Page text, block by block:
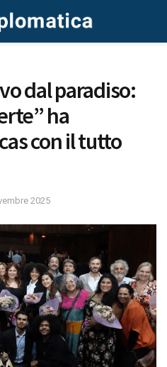
dal paradiso:
ha
con il tutto
2025